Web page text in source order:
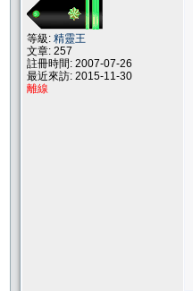
等級: 精靈王
文章: 257
註冊時間: 2007-07-26
最近來訪: 2015-11-30
離線